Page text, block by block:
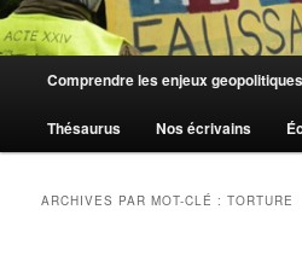
Comprendre les enjeux geopolitiques
Thésaurus Nos écrivains
ARCHIVES PAR MOT-CLÉ :TORTURE